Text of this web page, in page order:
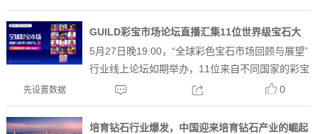
宝及翡翠”香港春拍，总成交额逾 5,300万港...
GUILD彩宝市场论坛直播汇集11位世界级宝石大
咖，共话行业冷暖
5月27日晚19:00，“全球彩色宝石市场回顾与展望”
行业线上论坛如期举办，11位来自不同国家的彩宝
行业重量级人物，作了重要分享，全程近5小时的
直播吸引了来自行业内外的众多网友在线围观，点
赞。本次活动...
先设置数据 0
培育钻石行业爆发，中国迎来培育钻石产业的崛起